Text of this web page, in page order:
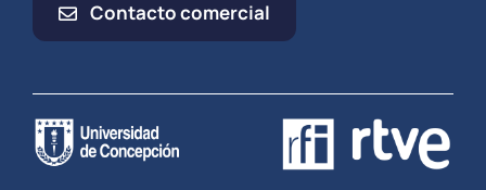
Contacto comercial